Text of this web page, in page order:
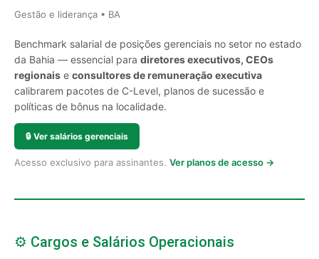
Gestão e liderança • BA
Benchmark salarial de posições gerenciais no setor no estado
da Bahia — essencial para diretores executivos, CEOs
regionais e consultores de remuneração executiva
calibrarem pacotes de C-Level, planos de sucessão e
políticas de bônus na localidade.
🔒 Ver salários gerenciais
Acesso exclusivo para assinantes. Ver planos de acesso →
⚙️ Cargos e Salários Operacionais